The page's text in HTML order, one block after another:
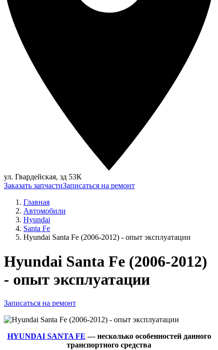
ул. Гвардейская, зд 53К
Заказать запчастиЗаписаться на ремонт
Главная
Автомобили
Hyundai
Santa Fe
Hyundai Santa Fe (2006-2012) - опыт эксплуатации
Hyundai Santa Fe (2006-2012)
- опыт эксплуатации
Записаться на ремонт
HYUNDAI SANTA FE — несколько особенностей данного
транспортного средства